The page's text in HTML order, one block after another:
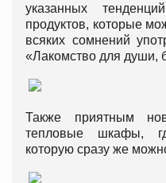
указанных
продуктов, которые
всяких сомнений
«Лакомство для души,
Также приятным
тепловые шкафы,
которую сразу же